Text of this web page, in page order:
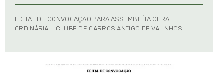
EDITAL DE CONVOCAÇÃO PARA ASSEMBLÉIA GERAL
ORDINÁRIA – CLUBE DE CARROS ANTIGO DE VALINHOS